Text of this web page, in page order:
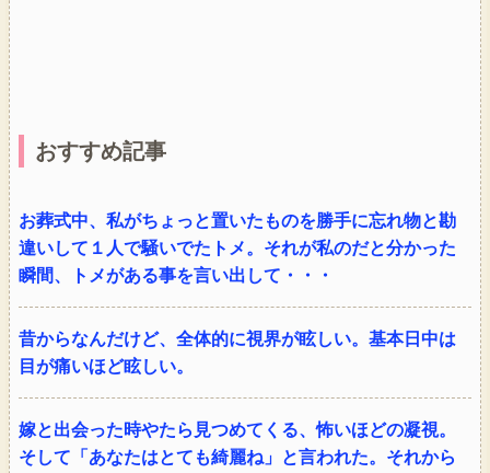
おすすめ記事
お葬式中、私がちょっと置いたものを勝手に忘れ物と勘
違いして１人で騒いでたトメ。それが私のだと分かった
瞬間、トメがある事を言い出して・・・
昔からなんだけど、全体的に視界が眩しい。基本日中は
目が痛いほど眩しい。
嫁と出会った時やたら見つめてくる、怖いほどの凝視。
そして「あなたはとても綺麗ね」と言われた。それから